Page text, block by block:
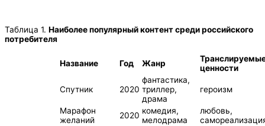
Таблица 1. Наиболее популярный контент среди российского
потребителя
Название Год Жанр
ценности
Спутник 2020
фантастика,
триллер,
драма
героизм
Марафон
желаний
2020 комедия,
мелодрама
любовь,